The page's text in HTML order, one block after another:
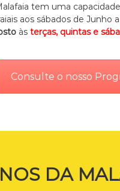
tem uma
aos sábados de Junho
às terças, quintas e
Consulte o nosso
DA